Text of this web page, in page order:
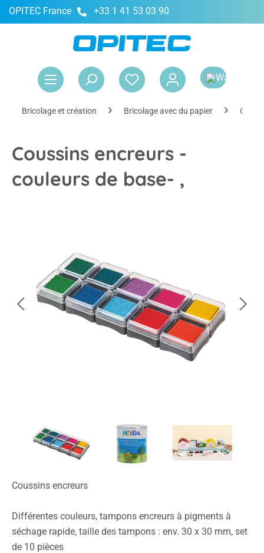
principal
OPITEC France +33 1 41 53 03 90
Bricolage et création Bricolage avec du papier Outils
Coussins encreurs -
couleurs de base- ,
Coussins encreurs
Différentes couleurs, tampons encreurs à pigments à
séchage rapide, taille des tampons : env. 30 x 30 mm, set
de 10 pièces